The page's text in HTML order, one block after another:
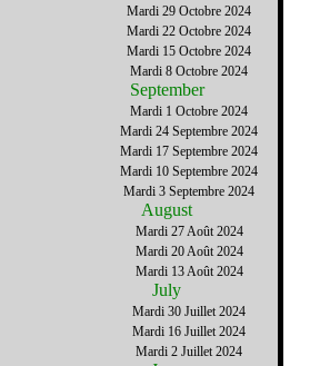
Mardi 29 Octobre 2024
Mardi 22 Octobre 2024
Mardi 15 Octobre 2024
Mardi 8 Octobre 2024
September
Mardi 1 Octobre 2024
Mardi 24 Septembre 2024
Mardi 17 Septembre 2024
Mardi 10 Septembre 2024
Mardi 3 Septembre 2024
August
Mardi 27 Août 2024
Mardi 20 Août 2024
Mardi 13 Août 2024
July
Mardi 30 Juillet 2024
Mardi 16 Juillet 2024
Mardi 2 Juillet 2024